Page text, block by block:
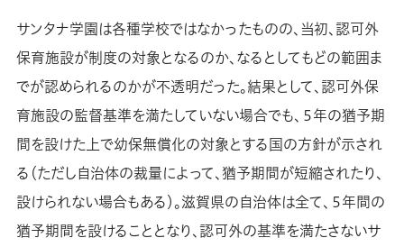
サンタナ学園は各種学校ではなかったものの、当初、認可外
保育施設が制度の対象となるのか、なるとしてもどの範囲ま
でが認められるのかが不透明だった。結果として、認可外保
育施設の監督基準を満たしていない場合でも、５年の猶予期
間を設けた上で幼保無償化の対象とする国の方針が示され
る（ただし自治体の裁量によって、猶予期間が短縮されたり、
設けられない場合もある）。滋賀県の自治体は全て、５年間の
猶予期間を設けることとなり、認可外の基準を満たさないサ